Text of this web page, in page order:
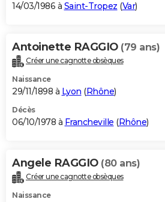
14/03/1986 à Saint-Tropez (Var)
Antoinette RAGGIO (79 ans)
Créer une cagnotte obsèques
Naissance
29/11/1898 à Lyon (Rhône)
Décès
06/10/1978 à Francheville (Rhône)
Angele RAGGIO (80 ans)
Créer une cagnotte obsèques
Naissance